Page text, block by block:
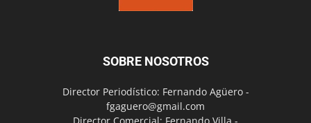
SOBRE NOSOTROS
Director Periodístico: Fernando Agüero -
fgaguero@gmail.com